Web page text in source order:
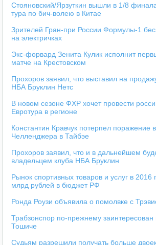
Стояновский/Ярзуткин вышли в 1/8
тура по бич-волею в Китае
Зрителей Гран-при России Формулы-1
на электричках
Экс-форвард Зенита Кулик исполнит
матче на Крестовском
Прохоров заявил, что выставил на
НБА Бруклин Нетс
В новом сезоне ФХР хочет провести
Евротура в регионе
Константин Кравчук потерпел поражение
Челленджера в Тайбэе
Прохоров заявил, что и в дальнейшем
владельцем клуба НБА Бруклин
Рынок спортивных товаров и услуг в 2016
млрд рублей в бюджет РФ
Ронда Роузи объявила о помолвке с
Трабзонспор по-прежнему
Тошиче
Судьям разрешили получать больше